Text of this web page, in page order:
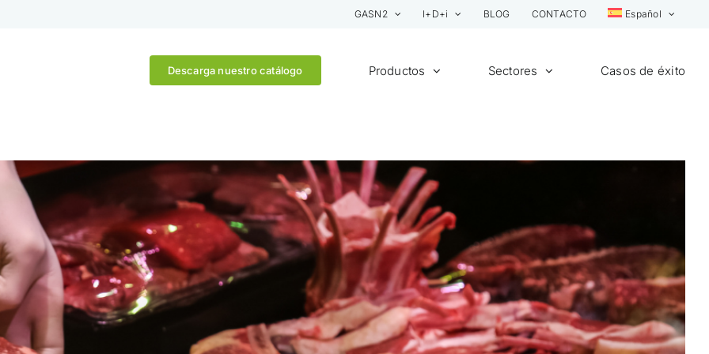
GASN2 I+D+i BLOG CONTACTO Español
Descarga nuestro catálogo Productos Sectores Casos de éxito